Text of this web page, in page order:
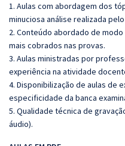
1. Aulas com abordagem dos
minuciosa análise realizada
2. Conteúdo abordado de
mais cobrados nas provas.
3. Aulas ministradas por
experiência na atividade
4. Disponibilização de aulas de
especificidade da banca
5. Qualidade técnica de
áudio).